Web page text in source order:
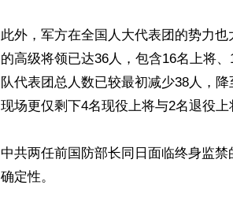
此外，军方在全国人大代表团的势力
的高级将领已达36人，包含16名上将
队代表团总人数已较最初减少38人，
现场更仅剩下4名现役上将与2名退役上
中共两任前国防部长同日面临终身监
确定性。